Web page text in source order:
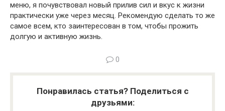
меню, я почувствовал новый прилив сил и вкус к жизни
практически уже через месяц. Рекомендую сделать то же
самое всем, кто заинтересован в том, чтобы прожить
долгую и активную жизнь.
0
Понравилась статья? Поделиться с
друзьями: